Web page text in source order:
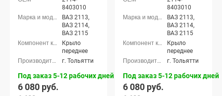
8403010
ВАЗ 2113,
ВАЗ 2114,
ВАЗ 2115
Крыло
переднее
г. Тольятти
Под заказ 5-12 рабочих дней
6 080 руб.
8403010
ВАЗ 2113,
ВАЗ 2114,
ВАЗ 2115
Крыло
переднее
г. Тольятти
Под заказ 5-12 рабочих дней
6 080 руб.